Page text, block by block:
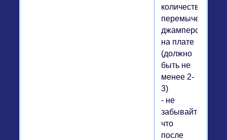
количество
перемычек-
джамперов
на плате
(должно
быть не
менее 2-
3)
- не
забывайте,
что
после